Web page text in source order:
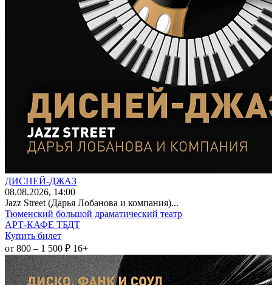
ДИСНЕЙ-ДЖАЗ
08.08.2026, 14:00
Jazz Street (Дарья Лобанова и компания)...
Тюменский большой драматический театр
АРТ-КАФЕ ТБДТ
Купить билет
от 800 – 1 500 ₽ 16+